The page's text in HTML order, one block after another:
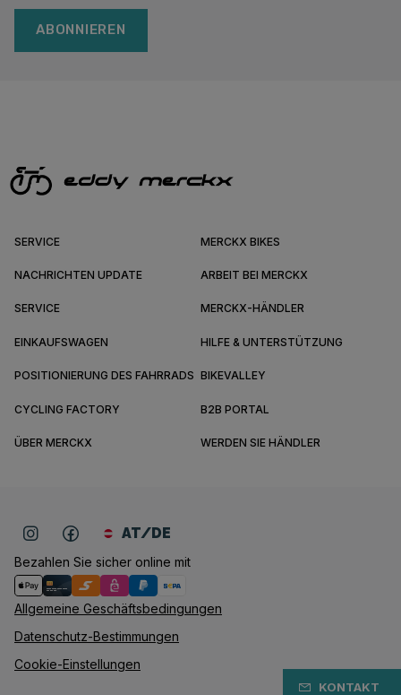
KONTAKT
ABONNIEREN
SERVICE MERCKX BIKES
NACHRICHTEN UPDATE ARBEIT BEI MERCKX
SERVICE MERCKX-HÄNDLER
EINKAUFSWAGEN HILFE & UNTERSTÜTZUNG
POSITIONIERUNG DES FAHRRADS BIKEVALLEY
CYCLING FACTORY B2B PORTAL
ÜBER MERCKX WERDEN SIE HÄNDLER
Allgemeine Geschäftsbedingungen
Datenschutz-Bestimmungen
Cookie-Einstellungen
Bezahlen Sie sicher online mit
AT/DE